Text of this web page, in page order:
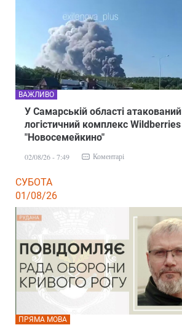
У Самарській області атакований
логістичний комплекс Wildberries
"Новосемейкино"
ВАЖЛИВО
02/08/26 - 7:49 Коментарі
СУБОТА
01/08/26
ПРЯМА МОВА